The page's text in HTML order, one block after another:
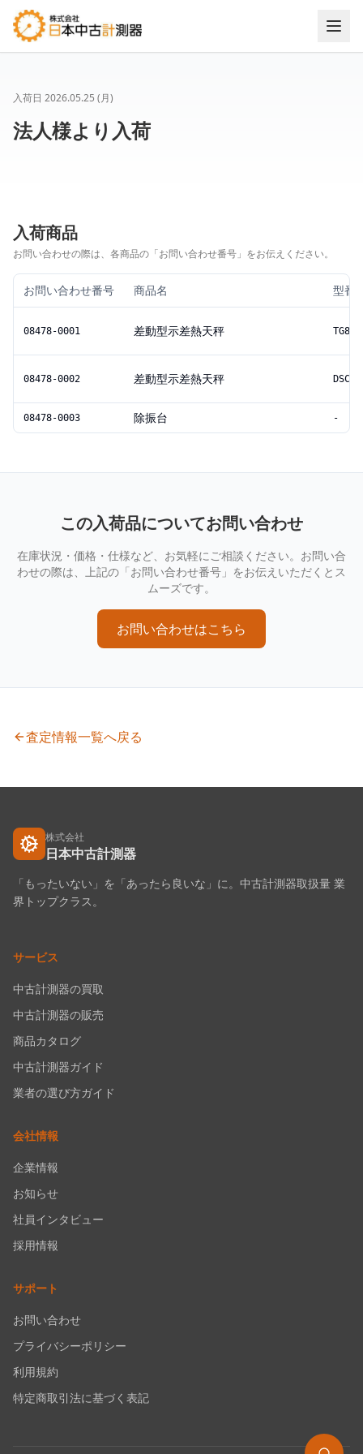
入荷日 2026.05.25 (月)
法人様より入荷
入荷商品
お問い合わせの際は、各商品の「お問い合わせ番号」をお伝えください。
お問い合わせ番号 商品名 型番
08478-0001 差動型示差熱天秤
08478-0002 差動型示差熱天秤
08478-0003 除振台 -
この入荷品についてお問い合わせ
在庫状況・価格・仕様など、お気軽にご相談ください。お問い合
わせの際は、上記の「お問い合わせ番号」をお伝えいただくとス
ムーズです。
お問い合わせはこちら
査定情報一覧へ戻る
株式会社
日本中古計測器
「もったいない」を「あったら良いな」に。中古計測器取扱量 業
界トップクラス。
サービス
中古計測器の買取
中古計測器の販売
商品カタログ
中古計測器ガイド
業者の選び方ガイド
会社情報
企業情報
お知らせ
社員インタビュー
採用情報
サポート
お問い合わせ
プライバシーポリシー
利用規約
特定商取引法に基づく表記